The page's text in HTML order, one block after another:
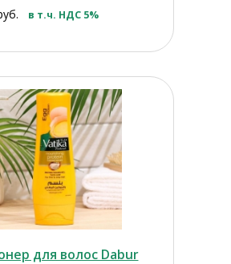
в т.ч. НДС 5%
для волос Dabur